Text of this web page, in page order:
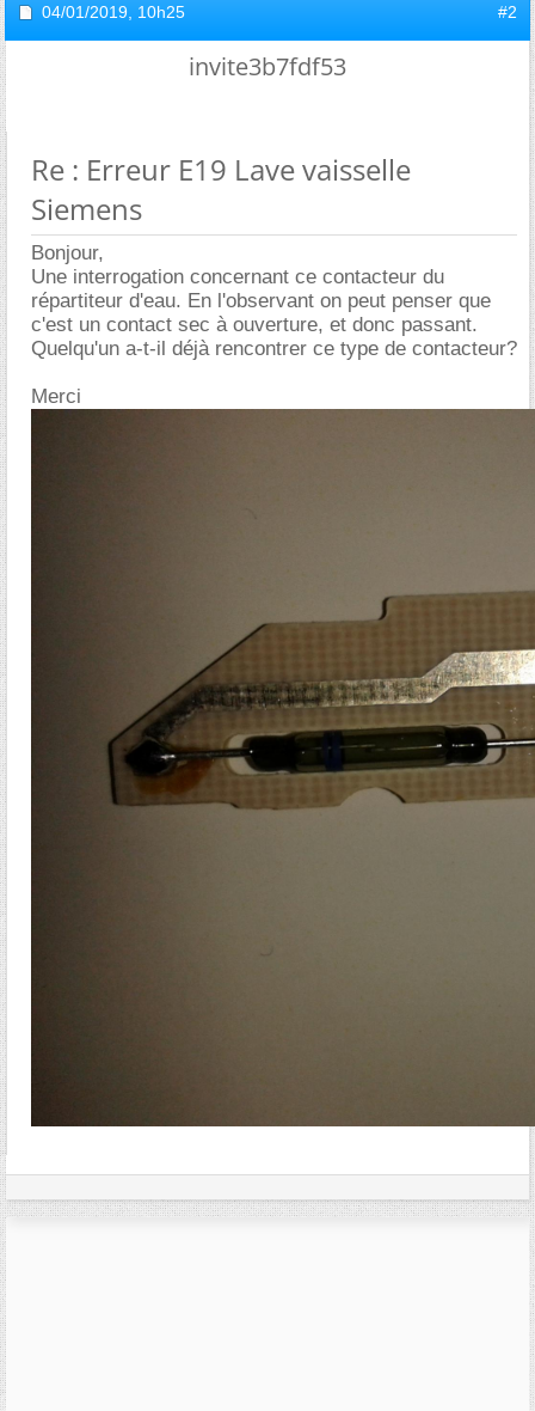
04/01/2019, 10h25 #2
invite3b7fdf53
Re : Erreur E19 Lave vaisselle
Siemens
Bonjour,
Une interrogation concernant ce contacteur du
répartiteur d'eau. En l'observant on peut penser que
c'est un contact sec à ouverture, et donc passant.
Quelqu'un a-t-il déjà rencontrer ce type de contacteur?
Merci